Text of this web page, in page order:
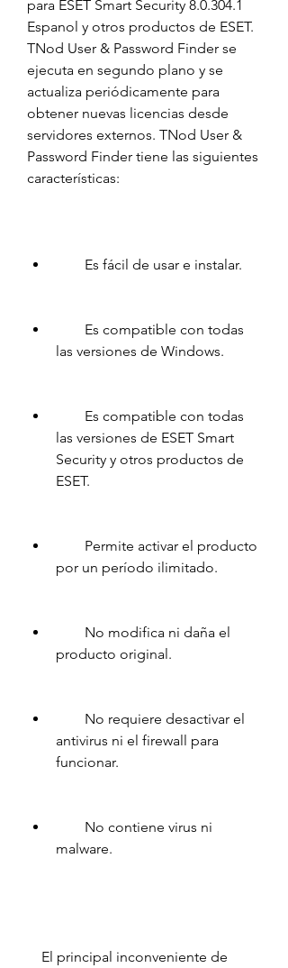
para ESET Smart Security 8.0.304.1
Espanol y otros productos de ESET.
TNod User & Password Finder se
ejecuta en segundo plano y se
actualiza periódicamente para
obtener nuevas licencias desde
servidores externos. TNod User &
Password Finder tiene las siguientes
características:
        Es fácil de usar e instalar.
las versiones de Windows.
las versiones de ESET Smart
Security y otros productos de
ESET.
por un período ilimitado.
producto original.
antivirus ni el firewall para
funcionar.
malware.